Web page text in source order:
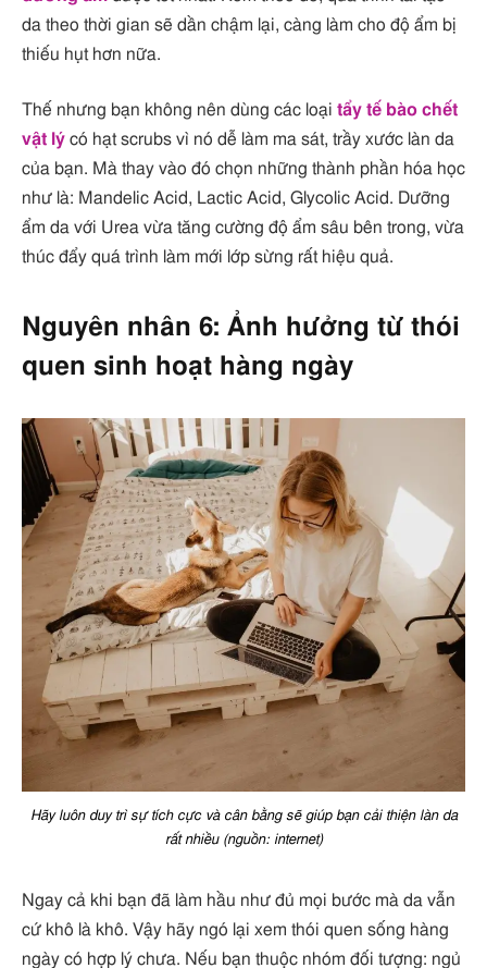
da theo thời gian sẽ dần chậm lại, càng làm cho độ ẩm bị
thiếu hụt hơn nữa.
Thế nhưng bạn không nên dùng các loại tẩy tế bào chết
vật lý có hạt scrubs vì nó dễ làm ma sát, trầy xước làn da
của bạn. Mà thay vào đó chọn những thành phần hóa học
như là: Mandelic Acid, Lactic Acid, Glycolic Acid. Dưỡng
ẩm da với Urea vừa tăng cường độ ẩm sâu bên trong, vừa
thúc đẩy quá trình làm mới lớp sừng rất hiệu quả.
Nguyên nhân 6: Ảnh hưởng từ thói
quen sinh hoạt hàng ngày
Hãy luôn duy trì sự tích cực và cân bằng sẽ giúp bạn cải thiện làn da
rất nhiều (nguồn: internet)
Ngay cả khi bạn đã làm hầu như đủ mọi bước mà da vẫn
cứ khô là khô. Vậy hãy ngó lại xem thói quen sống hàng
ngày có hợp lý chưa. Nếu bạn thuộc nhóm đối tượng: ngủ